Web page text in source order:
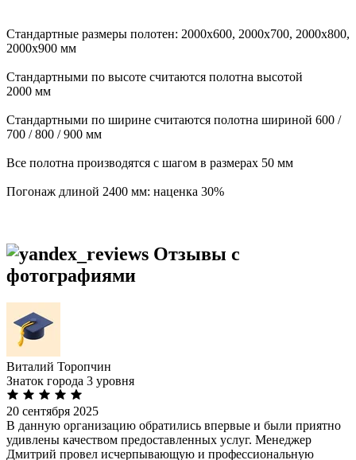
Стандартные размеры полотен: 2000x600, 2000x700, 2000x800,
2000x900 мм
Стандартными по высоте считаются полотна высотой
2000 мм
Стандартными по ширине считаются полотна шириной 600 /
700 / 800 / 900 мм
Все полотна производятся с шагом в размерах 50 мм
Погонаж длиной 2400 мм: наценка 30%
Отзывы с
фотографиями
Виталий Торопчин
Знаток города 3 уровня
20 сентября 2025
В данную организацию обратились впервые и были приятно
удивлены качеством предоставленных услуг. Менеджер
Дмитрий провел исчерпывающую и профессиональную